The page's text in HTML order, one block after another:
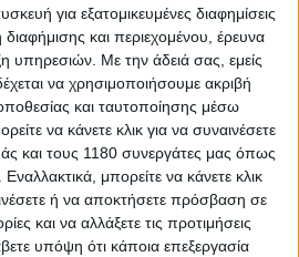
για εξατομικευμένες διαφημίσεις
και περιεχομένου, έρευνα
υπηρεσιών. Με την άδειά σας, εμείς
να χρησιμοποιήσουμε ακριβή
και ταυτοποίησης μέσω
να κάνετε κλικ για να συναινέσετε
και τους 1180 συνεργάτες μας όπως
μπορείτε να κάνετε κλικ
ή να αποκτήσετε πρόσβαση σε
και να αλλάξετε τις προτιμήσεις
υπόψη ότι κάποια επεξεργασία